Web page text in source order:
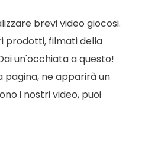
brevi video giocosi.
prodotti, filmati della
un'occhiata a questo!
pagina, ne apparirà un
i nostri video, puoi